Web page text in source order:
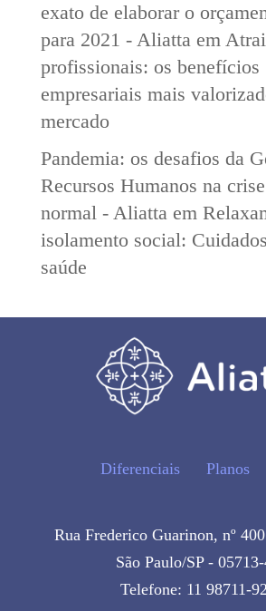
exato de elaborar o
para 2021 - Aliattaem
profissionais: os benefícios
empresariais mais
mercado
Pandemia: os desafios da
Recursos Humanos na
normal - Aliattaem
isolamento social:
saúde
Diferenciais Planos
Rua Frederico Guarinon, nº
São Paulo/SP -
Telefone: 11 98711-